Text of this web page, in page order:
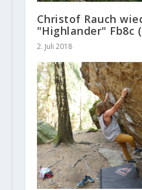
Christof Rauch
"Highlander" Fb8c
2. Juli 2018